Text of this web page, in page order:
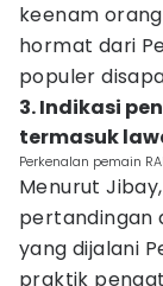
keenam
hormat dari
populer
3. Indikasi
termasuk
Perkenalan pemain
Menurut
pertandingan
yang dijalani
praktik